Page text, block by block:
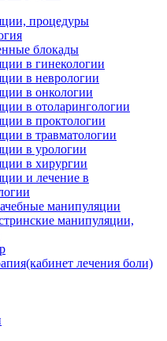
процедуры
блокады
в гинекологии
в неврологии
в онкологии
в отоларингологии
в проктологии
в травматологии
в урологии
в хирургии
и лечение в
манипуляции
манипуляции,
лечения боли)